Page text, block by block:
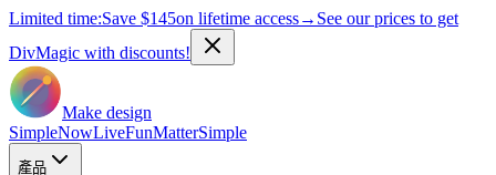
Limited time:Save $145on lifetime access→ See our prices to get
DivMagic with discounts!
Make design
SimpleNowLiveFunMatterSimple
產品